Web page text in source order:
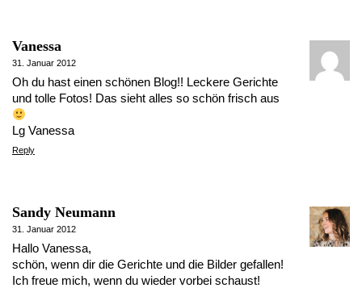
Vanessa
31. Januar 2012
Oh du hast einen schönen Blog!! Leckere Gerichte
und tolle Fotos! Das sieht alles so schön frisch aus
Lg Vanessa
Reply
Sandy Neumann
31. Januar 2012
Hallo Vanessa,
schön, wenn dir die Gerichte und die Bilder gefallen!
Ich freue mich, wenn du wieder vorbei schaust!